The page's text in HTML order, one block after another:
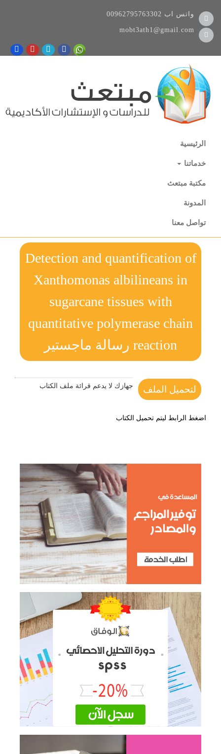
00962795763302 واتس اب
mobt3ath1@gmail.com
الرئيسية
خدماتنا
مكتبة مبتعث
المدونة
تواصل معنا
Detection and quantification of
Xanthomonas albilineans in
sugarcane tissues with
quantitative polymerase chain
reaction رسالة ماجستير
لتحميل الملف جهازك لا يدعم قرائة ملف الكتاب
اضغط الرابط ليتم تحميل الكتاب